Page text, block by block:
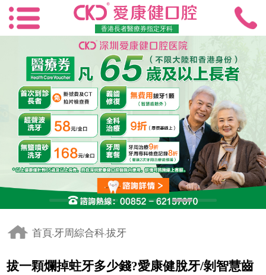
香港長者醫療券指定牙科
首頁- 牙周綜合科-拔牙
拔一顆爛掉蛀牙多少錢?愛康健脫牙/剝智慧齒